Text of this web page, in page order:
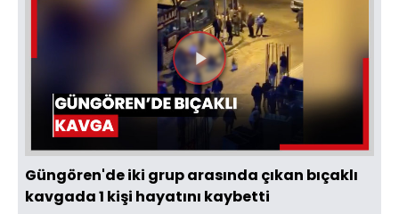
Videoyu
Oynat
Güngören'de iki grup arasında çıkan bıçaklı
kavgada 1 kişi hayatını kaybetti